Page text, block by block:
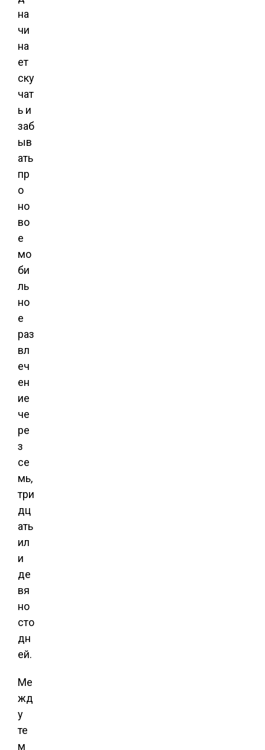
на
чи
на
ет
ску
чат
ь и
заб
ыв
ать
пр
о
но
во
е
мо
би
ль
но
е
раз
вл
еч
ен
ие
че
ре
з
се
мь,
три
дц
ать
ил
и
де
вя
но
сто
дн
ей.
Ме
жд
у
те
м